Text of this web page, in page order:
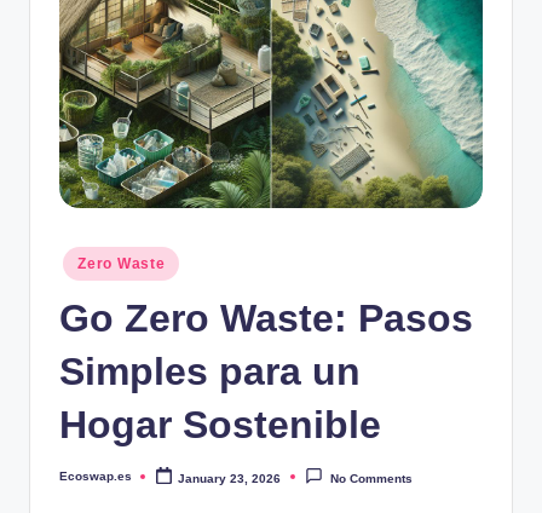
Posted
in
Zero Waste
Go Zero Waste: Pasos
Simples para un
Hogar Sostenible
Posted
Ecoswap.es January 23, 2026 No Comments